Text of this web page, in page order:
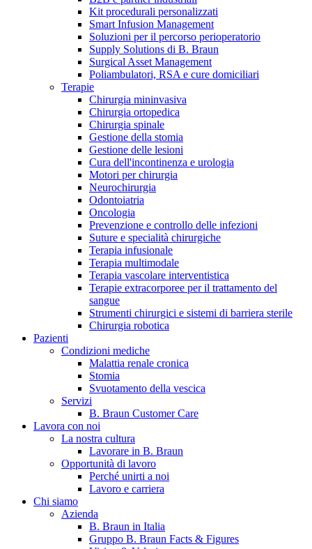
Catalogo prodotti
Trova il prodotto che stai cercando. Visita il catalogo B.
Braun con il nostro portfolio completo.
Hai domande o richieste? Scrivici per entrare subito in
contatto con un nostro referente.
B. Braun in Italia
Scopri chi siamo ed entra nel mondo di B. Braun in Italia: 4
sedi, 4 aziende, più di 700 dipendenti e un Centro di
Eccellenza a livello globale.
Kit procedurali personalizzati
Smart Infusion Management
Soluzioni per il percorso perioperatorio
Supply Solutions di B. Braun
Surgical Asset Management
Poliambulatori, RSA e cure domiciliari
Terapie
Chirurgia mininvasiva
Chirurgia ortopedica
Chirurgia spinale
Gestione della stomia
Gestione delle lesioni
Cura dell'incontinenza e urologia
Motori per chirurgia
Neurochirurgia
Odontoiatria
Oncologia
Prevenzione e controllo delle infezioni
Suture e specialità chirurgiche
Terapia infusionale
Terapia multimodale
Terapia vascolare interventistica
Terapie extracorporee per il trattamento del
sangue
Strumenti chirurgici e sistemi di barriera sterile
Chirurgia robotica
Pazienti
Condizioni mediche
Malattia renale cronica
Stomia
Svuotamento della vescica
Servizi
B. Braun Customer Care
Lavora con noi
La nostra cultura
Lavorare in B. Braun
Opportunità di lavoro
Perché unirti a noi
Lavoro e carriera
Chi siamo
Azienda
B. Braun in Italia
Gruppo B. Braun Facts & Figures